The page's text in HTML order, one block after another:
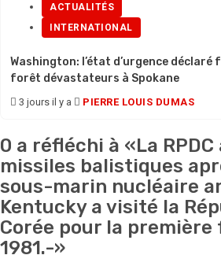
ACTUALITÉS
INTERNATIONAL
Washington: l’état d’urgence déclaré
forêt dévastateurs à Spokane
3 jours il y a PIERRE LOUIS DUMAS
0 a réfléchi à «La
missiles balistiques
sous-marin nucléaire
Kentucky a visité la
Corée pour la première
1981.-»